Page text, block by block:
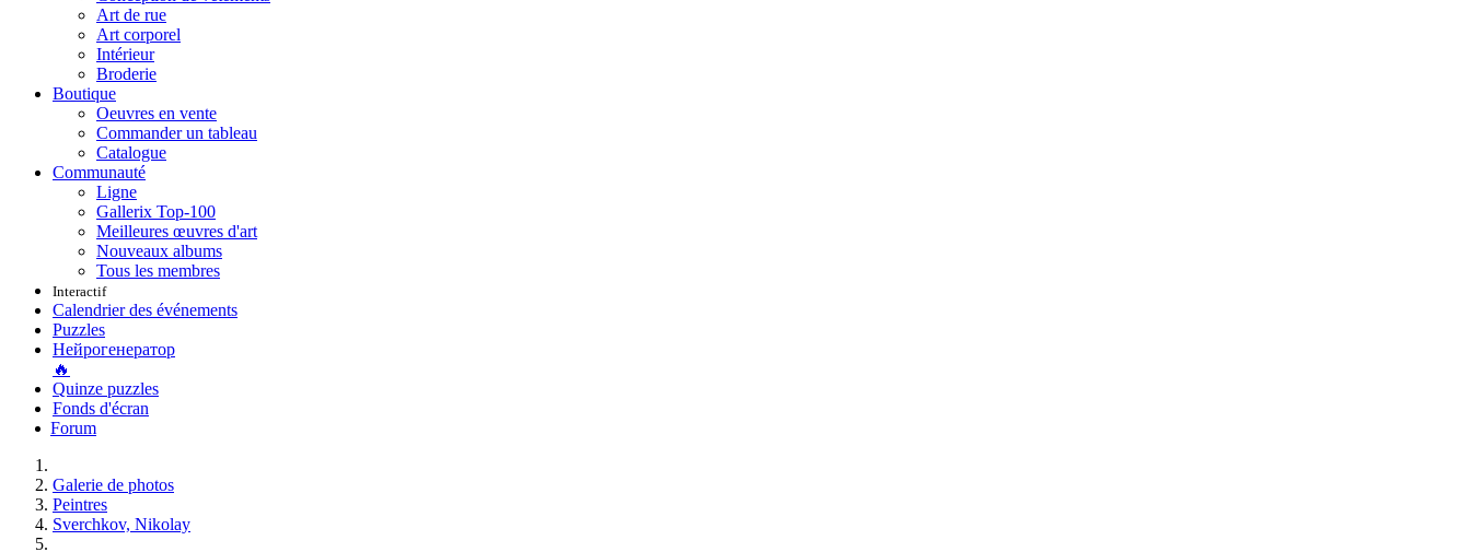
Art de rue
Art corporel
Intérieur
Broderie
Boutique
Oeuvres en vente
Commander un tableau
Catalogue
Communauté
Ligne
Gallerix Top-100
Meilleures œuvres d'art
Nouveaux albums
Tous les membres
Interactif
Calendrier des événements
Puzzles
Нейрогенератор
🔥
Quinze puzzles
Fonds d'écran
Forum
Galerie de photos
Peintres
Sverchkov, Nikolay